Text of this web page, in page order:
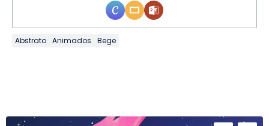
Abstrato Animados Bege